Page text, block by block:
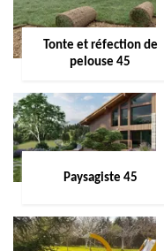
Tonte et réfection de
pelouse 45
Paysagiste 45